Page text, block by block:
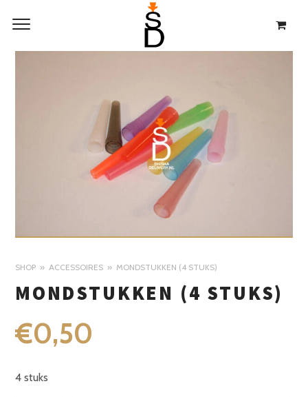
SHOP ACCESSOIRES MONDSTUKKEN (4 STUKS)
MONDSTUKKEN (4 STUKS)
€0,50
4 stuks